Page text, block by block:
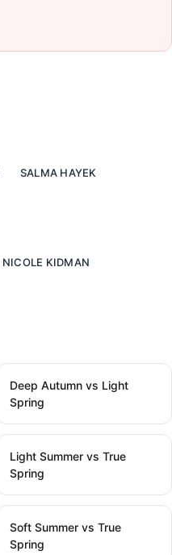
SALMA HAYEK
NICOLE KIDMAN
Deep Autumn vs Light
Spring
Light Summer vs True
Spring
Soft Summer vs True
Spring